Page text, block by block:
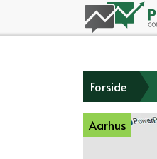
Forside
Aarhus